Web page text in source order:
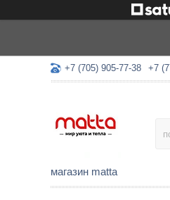
+7 (705) 905-77-38 +7
магазин matta